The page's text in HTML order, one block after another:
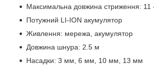
Максимальна довжина стриження:
Потужний LI-ION акумулятор
Живлення: мережа, акумулятор
Довжина шнура: 2.5 м
Насадки: 3 мм, 6 мм, 10 мм, 13 мм